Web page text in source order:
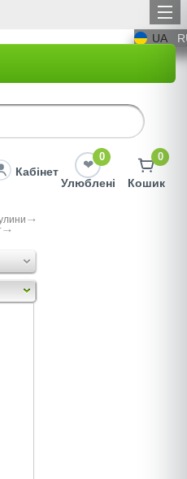
UA
Кабінет
0
Улюблені
0
Кошик